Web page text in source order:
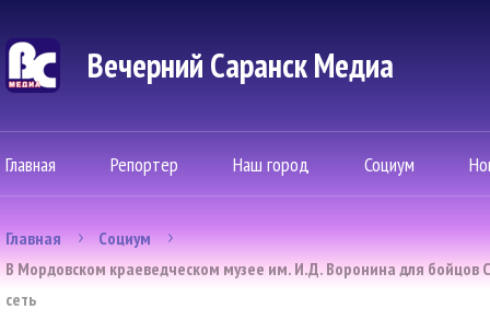
Вечерний Саранск Mедиа
Главная Репортер Наш город Социум
Главная
Социум
В Мордовском краеведческом музее им. И.Д. Воронина для
сеть